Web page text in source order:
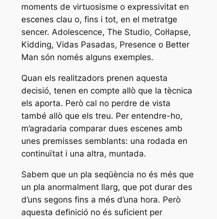
moments de virtuosisme o expressivitat en
escenes clau o, fins i tot, en el metratge
sencer. Adolescence, The Studio, Col·lapse,
Kidding, Vidas Pasadas, Presence o Better
Man són només alguns exemples.
Quan els realitzadors prenen aquesta
decisió, tenen en compte allò que la tècnica
els aporta. Però cal no perdre de vista
també allò que els treu. Per entendre-ho,
m’agradaria comparar dues escenes amb
unes premisses semblants: una rodada en
continuïtat i una altra, muntada.
Sabem que un pla seqüència no és més que
un pla anormalment llarg, que pot durar des
d’uns segons fins a més d’una hora. Però
aquesta definició no és suficient per